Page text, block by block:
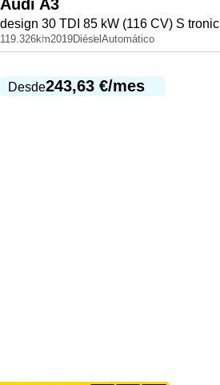
Audi A3
design 30 TDI 85 kW (116 CV) S tronic
119.326km2019Diésel Automático
Desde243,63 €/mes